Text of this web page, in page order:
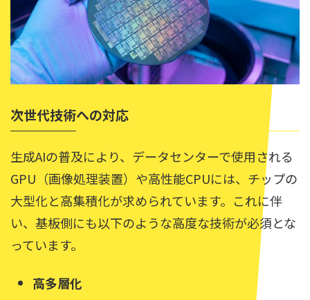
次世代技術への対応
生成AIの普及により、データセンターで使用される
GPU（画像処理装置）や高性能CPUには、チップの
大型化と高集積化が求められています。これに伴
い、基板側にも以下のような高度な技術が必須とな
っています。
高多層化